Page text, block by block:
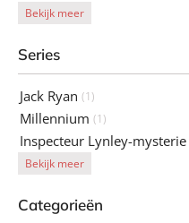
Bekijk meer
Series
Jack Ryan (1)
Millennium (1)
Inspecteur Lynley-mysterie
Bekijk meer
Categorieën